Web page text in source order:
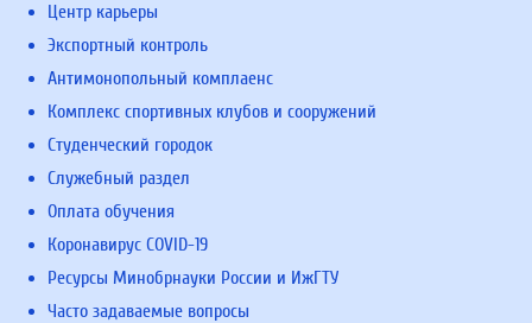
Центр карьеры
Экспортный контроль
Антимонопольный комплаенс
Комплекс спортивных клубов и сооружений
Студенческий городок
Служебный раздел
Оплата обучения
Коронавирус COVID-19
Ресурсы Минобрнауки России и ИжГТУ
Часто задаваемые вопросы